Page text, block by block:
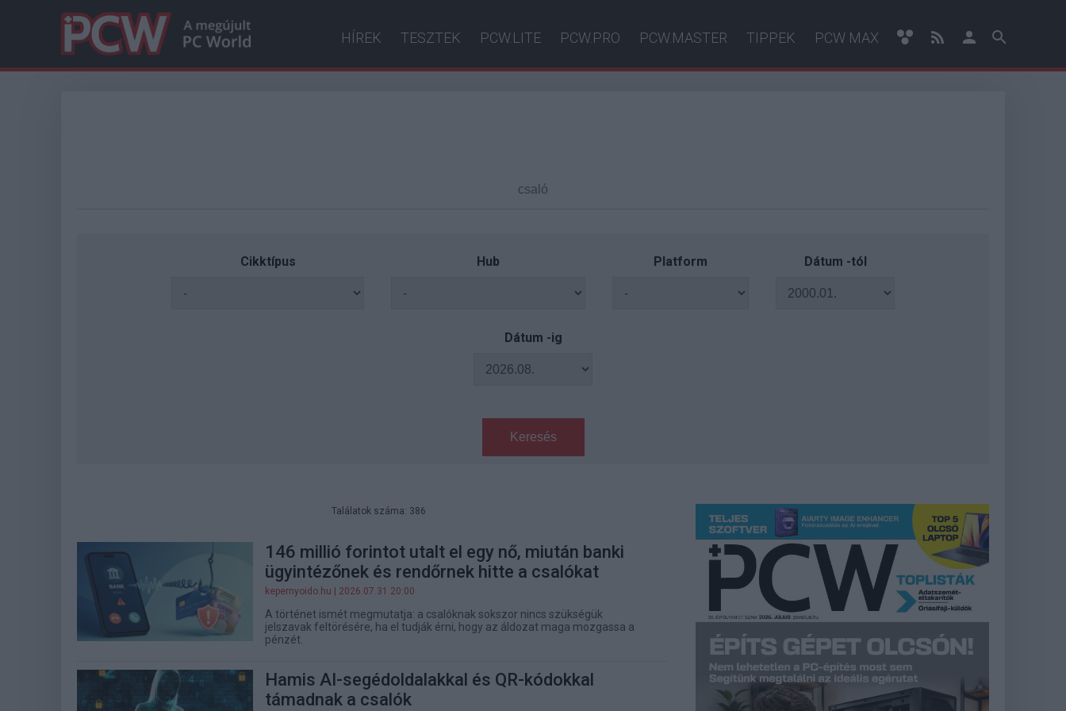
HÍREK TESZTEK PCW.LITE PCW.PRO PCW.MASTER TIPPEK PCW MAX
Cikktípus Hub Platform Dátum -tól
Dátum -ig
Keresés
Találatok száma: 386
146 millió forintot utalt el egy nő, miután banki
ügyintézőnek és rendőrnek hitte a csalókat
kepernyoido.hu | 2026.07.31 20:00
A történet ismét megmutatja: a csalóknak sokszor nincs szükségük
jelszavak feltörésére, ha el tudják érni, hogy az áldozat maga mozgassa a
pénzét.
Hamis AI-segédoldalakkal és QR-kódokkal
támadnak a csalók